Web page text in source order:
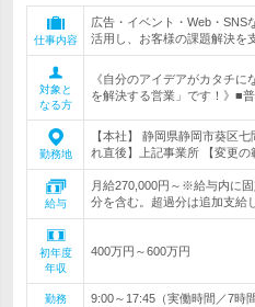
仕事内容
広告・イベント・Web・SNS
活用し、お客様の課題解決を
対象と
なる方
《自分のアイデアがカタチ
を解決する営業」です！》■
勤務地
【本社】 静岡県静岡市葵区
れ直後】上記事業所 【変更の
給与
月給270,000円～※給与内に
分を含む。超過分は追加支給
初年度
年収
400万円～600万円
勤務
9:00～17:45（実働時間／7時